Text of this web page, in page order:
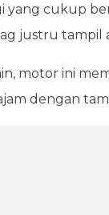
yang cukup
justru tampil
motor ini
dengan